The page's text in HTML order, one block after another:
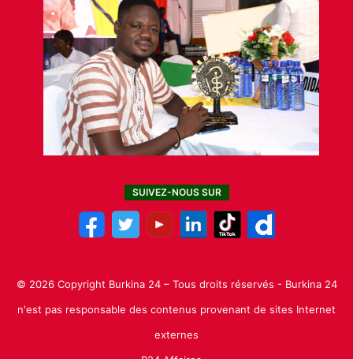
SUIVEZ-NOUS SUR
© 2026 Copyright Burkina 24 – Tous droits réservés - Burkina 24
n'est pas responsable des contenus provenant de sites Internet
externes